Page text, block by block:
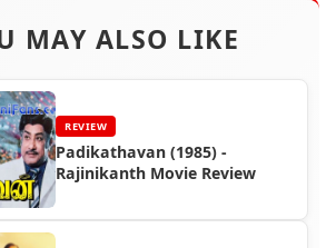
MAY ALSO LIKE
REVIEW
Padikathavan (1985) -
Rajinikanth Movie Review